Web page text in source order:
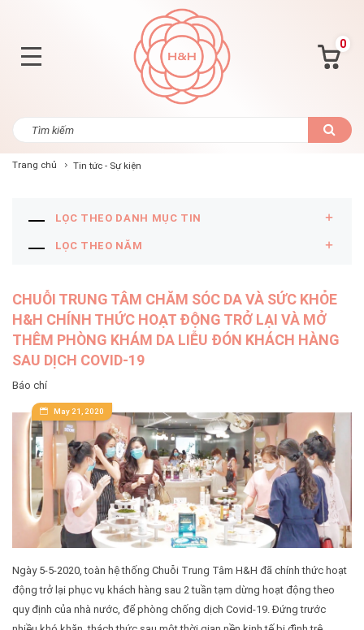
0
Trang chủ Tin tức - Sự kiện
LỌC THEO DANH MỤC TIN
LỌC THEO NĂM
CHUỖI TRUNG TÂM CHĂM SÓC DA VÀ SỨC KHỎE
H&H CHÍNH THỨC HOẠT ĐỘNG TRỞ LẠI VÀ MỞ
THÊM PHÒNG KHÁM DA LIỄU ĐÓN KHÁCH HÀNG
SAU DỊCH COVID-19
Báo chí
May 21, 2020
Ngày 5-5-2020, toàn hệ thống Chuỗi Trung Tâm H&H đã chính thức hoạt
động trở lại phục vụ khách hàng sau 2 tuần tạm dừng hoạt động theo
quy định của nhà nước, để phòng chống dịch Covid-19. Đứng trước